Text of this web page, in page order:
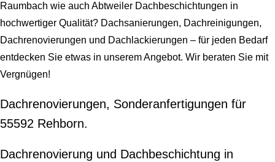
Raumbach wie auch Abtweiler Dachbeschichtungen in
hochwertiger Qualität? Dachsanierungen, Dachreinigungen,
Dachrenovierungen und Dachlackierungen – für jeden Bedarf
entdecken Sie etwas in unserem Angebot. Wir beraten Sie mit
Vergnügen!
Dachrenovierungen, Sonderanfertigungen für
55592 Rehborn.
Dachrenovierung und Dachbeschichtung in